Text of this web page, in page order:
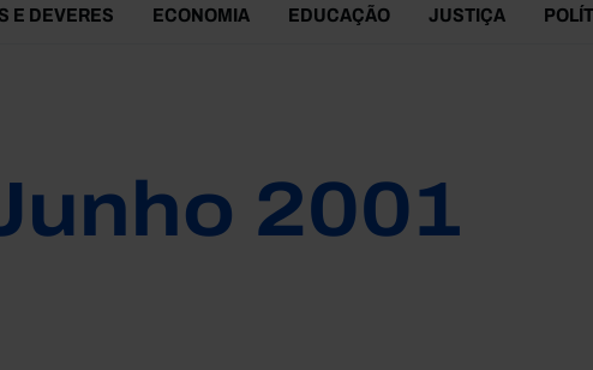
E DEVERES ECONOMIA EDUCAÇÃO JUSTIÇA
2001